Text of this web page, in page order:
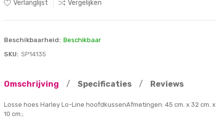
Verlanglijst Vergelijken
Beschikbaarheid: Beschikbaar
SKU: SP14135
Omschrijving / Specificaties / Reviews
Losse hoes Harley Lo-Line hoofdkussenAfmetingen: 45 cm. x 32 cm. x
10 cm.;